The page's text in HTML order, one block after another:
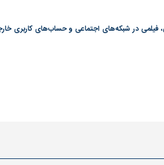
در شبکه‌های اجتماعی و حساب‌های کاربری